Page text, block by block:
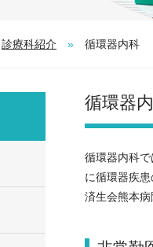
診療科紹介 » 循環器内科
循環器
循環器内科
に循環器疾
済生会熊本病